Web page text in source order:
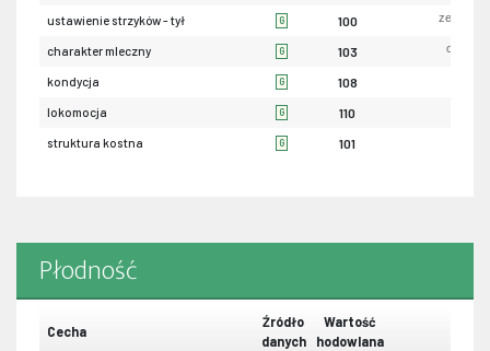
ustawienie strzyków - tył G 100
charakter mleczny G 103
kondycja G 108
lokomocja G 110
struktura kostna G 101
Płodność
Cecha
Źródło
danych
Wartość
hodowlana